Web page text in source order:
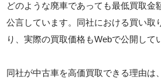
どのような廃車であっても最低買取金
公言しています。同社における買い取
り、実際の買取価格もWebで公開して
同社が中古車を高価買取できる理由は